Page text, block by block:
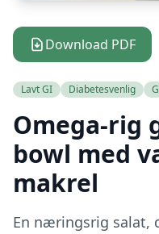
Download PDF
Lavt GI Diabetesvenlig
Omega-rig
bowl med
makrel
En næringsrig salat,